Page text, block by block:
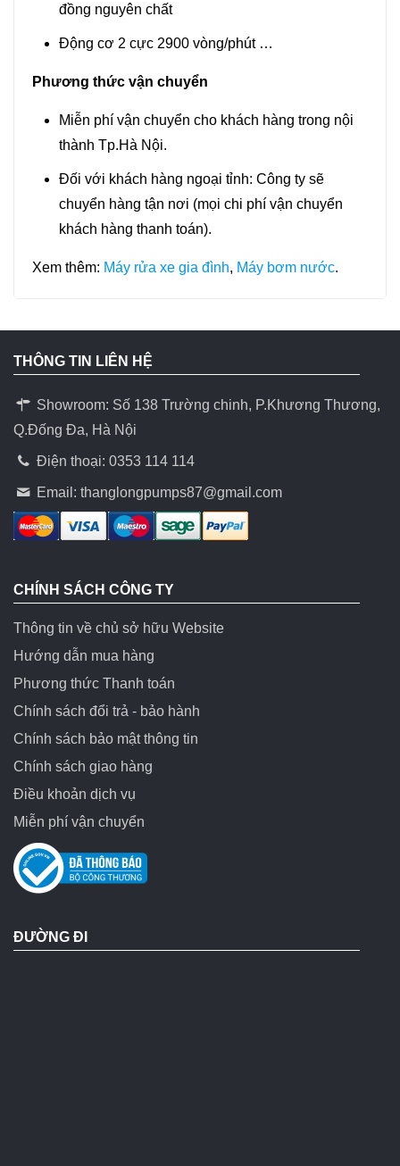
đồng nguyên chất
Động cơ 2 cực 2900 vòng/phút …
Phương thức vận chuyển
Miễn phí vận chuyển cho khách hàng trong nội
thành Tp.Hà Nội.
Đối với khách hàng ngoại tỉnh: Công ty sẽ
chuyển hàng tận nơi (mọi chi phí vận chuyển
khách hàng thanh toán).
Xem thêm: Máy rửa xe gia đình, Máy bơm nước.
THÔNG TIN LIÊN HỆ
Showroom: Số 138 Trường chinh, P.Khương Thương,
Q.Đống Đa, Hà Nội
Điện thoại: 0353 114 114
Email:thanglongpumps87@gmail.com
CHÍNH SÁCH CÔNG TY
Thông tin về chủ sở hữu Website
Hướng dẫn mua hàng
Phương thức Thanh toán
Chính sách đổi trả - bảo hành
Chính sách bảo mật thông tin
Chính sách giao hàng
Điều khoản dịch vụ
Miễn phí vận chuyển
ĐƯỜNG ĐI